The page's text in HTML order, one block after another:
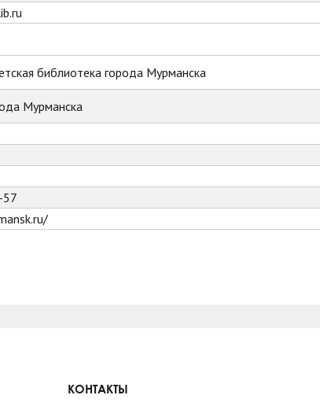
библиотека города Мурманска
Мурманска
57
КОНТАКТЫ